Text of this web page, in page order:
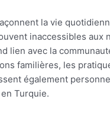
la vie
inaccessibles aux
lien avec la
familières, les
également
Turquie.